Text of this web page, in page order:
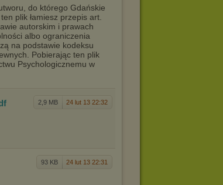
do którego Gdańskie
plik łamiesz przepis art.
autorskim i prawach
albo ograniczenia
na podstawie kodeksu
Pobierając ten plik
Psychologicznemu w
2,9 MB 24 lut 13 22:32
93 KB 24 lut 13 22:31